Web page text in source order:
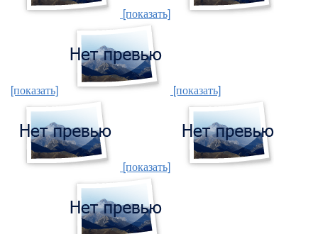
[показать]
[показать] [показать]
[показать]